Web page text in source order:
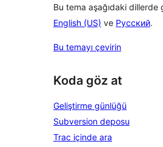
Bu tema aşağıdaki dillerde
English (US) ve Русский.
Bu temayı çevirin
Koda göz at
Geliştirme günlüğü
Subversion deposu
Trac içinde ara